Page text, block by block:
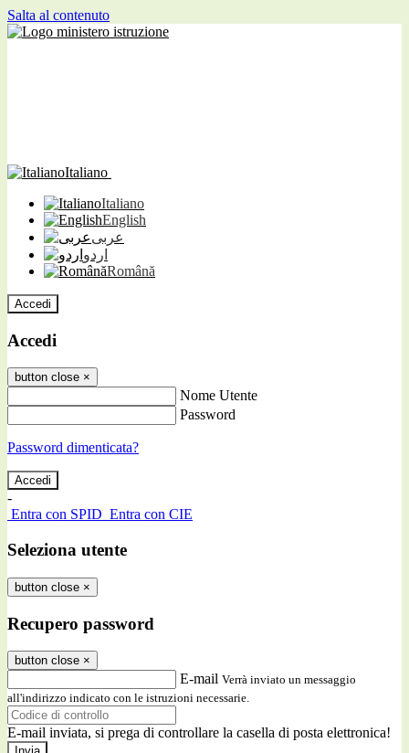
Salta al contenuto
Italiano
Italiano
English
عربى
اردو
Română
Accedi
Accedi
button close ×
Nome Utente
Password
Password dimenticata?
-
Entra con SPID Entra con CIE
Seleziona utente
button close ×
Recupero password
button close ×
E-mail Verrà inviato un messaggio
all'indirizzo indicato con le istruzioni necessarie.
E-mail inviata, si prega di controllare la casella di posta elettronica!